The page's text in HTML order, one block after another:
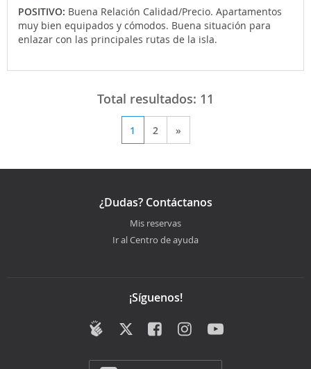
POSITIVO: Buena Relación Calidad/Precio. Apartamentos
muy bien equipados y cómodos. Buena situación para
enlazar con las principales rutas de la isla.
Total resultados: 11
1 2 »
¿Dudas? Contáctanos
Mis reservas
Ir al Centro de ayuda
¡Síguenos!